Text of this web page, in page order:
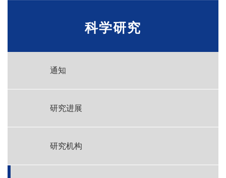
科学研究
通知
研究进展
研究机构